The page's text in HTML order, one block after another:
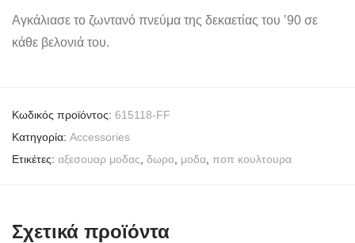
Αγκάλιασε το ζωντανό πνεύμα της δεκαετίας του ’90 σε
κάθε βελονιά του.
Κωδικός προϊόντος: 615118-FF
Κατηγορία: Accessories
Ετικέτες: αξεσουαρ μοδας δωρο μοδα ποπ κουλτουρα
Σχετικά προϊόντα